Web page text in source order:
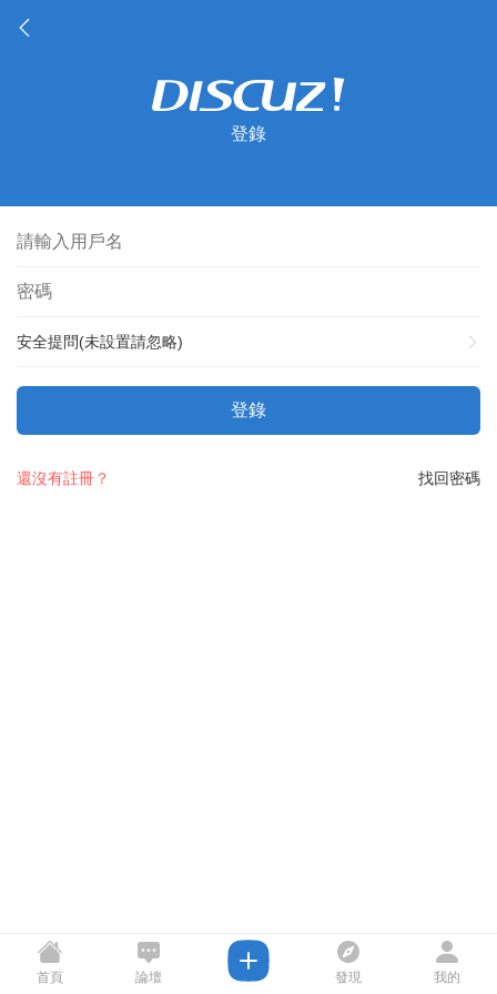
登錄
安全提問(未設置請忽略)
登錄
找回密碼
還沒有註冊？
首頁 論壇 發現 我的